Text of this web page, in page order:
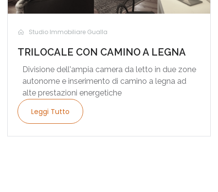
Studio Immobiliare Gualla
TRILOCALE CON CAMINO A LEGNA
Divisione dell'ampia camera da letto in due zone
autonome e inserimento di camino a legna ad
alte prestazioni energetiche
Leggi Tutto